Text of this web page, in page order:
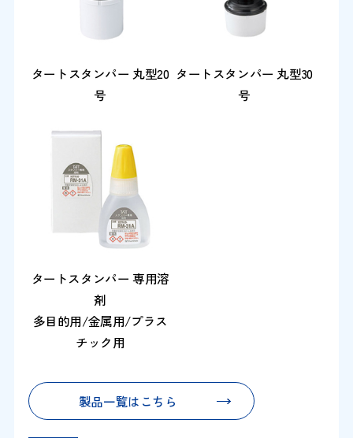
タートスタンパー 丸型20
号
タートスタンパー 丸型30
号
タートスタンパー 専用溶
剤
多目的用/金属用/プラス
チック用
製品一覧はこちら